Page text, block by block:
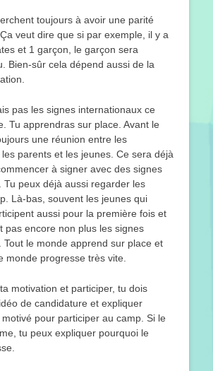
toujours à avoir une parité
veut dire que si par exemple, il y a
et 1 garçon, le garçon sera
Bien-sûr cela dépend aussi de la
pas les signes internationaux ce
Tu apprendras sur place. Avant le
une réunion entre les
parents et les jeunes. Ce sera déjà
à signer avec des signes
Tu peux déjà aussi regarder les
Là-bas, souvent les jeunes qui
aussi pour la première fois et
pas encore non plus les signes
Tout le monde apprend sur place et
monde progresse très vite.
motivation et participer, tu dois
de candidature et expliquer
pour participer au camp. Si le
tu peux expliquer pourquoi le